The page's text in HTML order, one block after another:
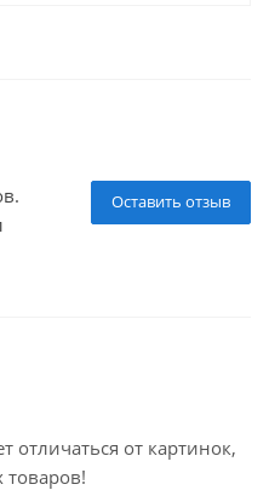
Оставить отзыв
от картинок,
товаров!